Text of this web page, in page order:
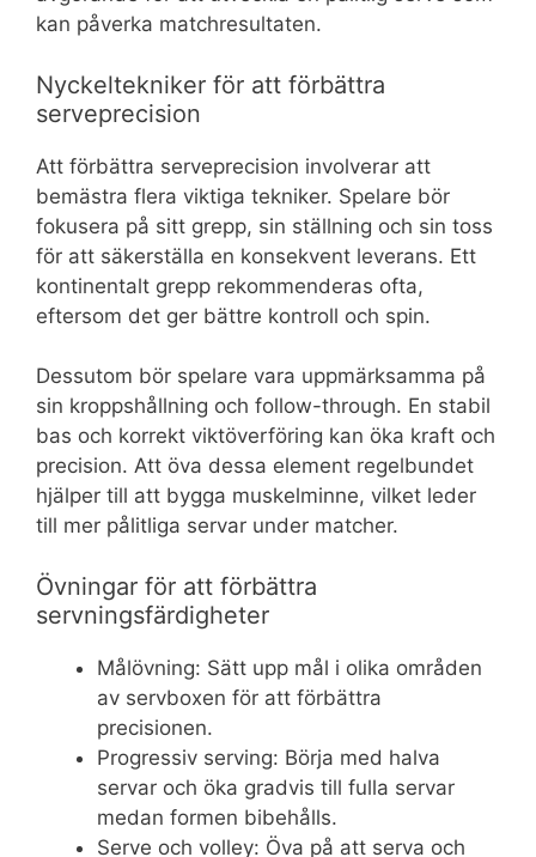
kan påverka matchresultaten.
Nyckeltekniker för att förbättra
serveprecision
Att förbättra serveprecision involverar att
bemästra flera viktiga tekniker. Spelare bör
fokusera på sitt grepp, sin ställning och sin toss
för att säkerställa en konsekvent leverans. Ett
kontinentalt grepp rekommenderas ofta,
eftersom det ger bättre kontroll och spin.
Dessutom bör spelare vara uppmärksamma på
sin kroppshållning och follow-through. En stabil
bas och korrekt viktöverföring kan öka kraft och
precision. Att öva dessa element regelbundet
hjälper till att bygga muskelminne, vilket leder
till mer pålitliga servar under matcher.
Övningar för att förbättra
servningsfärdigheter
Målövning: Sätt upp mål i olika områden
av servboxen för att förbättra
precisionen.
Progressiv serving: Börja med halva
servar och öka gradvis till fulla servar
medan formen bibehålls.
Serve och volley: Öva på att serva och